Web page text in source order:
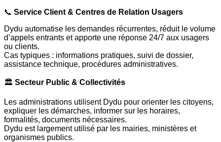
📞 Service Client & Centres de Relation Usagers
Dydu automatise les demandes récurrentes, réduit le volume
d’appels entrants et apporte une réponse 24/7 aux usagers
ou clients.
Cas typiques : informations pratiques, suivi de dossier,
assistance technique, procédures administratives.
🏛️ Secteur Public & Collectivités
Les administrations utilisent Dydu pour orienter les citoyens,
expliquer les démarches, informer sur les horaires,
formalités, documents nécessaires.
Dydu est largement utilisé par les mairies, ministères et
organismes publics.